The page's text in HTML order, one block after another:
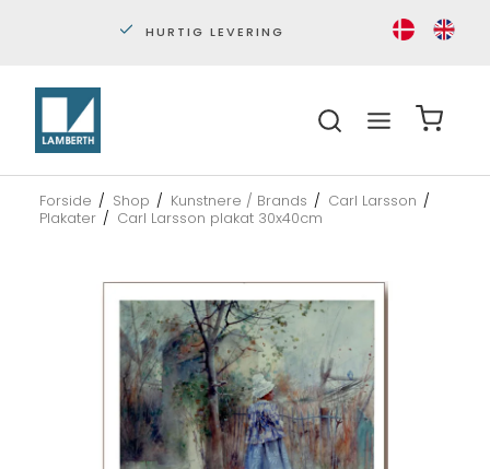
HURTIG LEVERING
Forside / Shop / Kunstnere / Brands / Carl Larsson /
Plakater / Carl Larsson plakat 30x40cm